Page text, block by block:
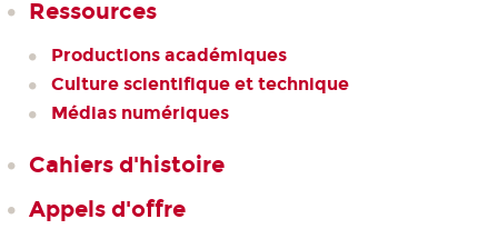
Ressources
Productions académiques
Culture scientifique et technique
Médias numériques
Cahiers d'histoire
Appels d'offre